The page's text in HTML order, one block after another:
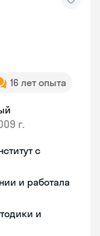
16 лет опыта
г.
с
и работала
и